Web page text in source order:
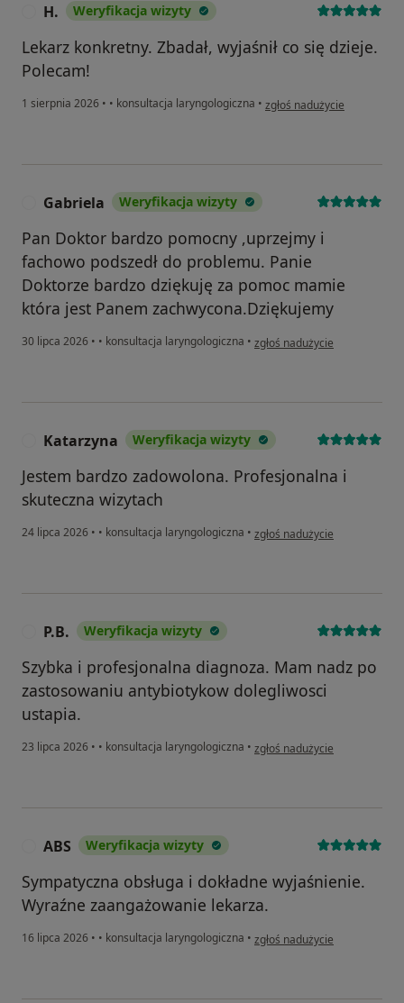
H. Weryfikacja wizyty
Lekarz konkretny. Zbadał, wyjaśnił co się dzieje.
Polecam!
1 sierpnia 2026 • • konsultacja laryngologiczna • w opinii użytkownika H.
zgłoś nadużycie
Gabriela Weryfikacja wizyty
Pan Doktor bardzo pomocny ,uprzejmy i
fachowo podszedł do problemu. Panie
Doktorze bardzo dziękuję za pomoc mamie
która jest Panem zachwycona.Dziękujemy
30 lipca 2026 • • konsultacja laryngologiczna • w opinii użytkownika Gabriela
zgłoś nadużycie
Katarzyna Weryfikacja wizyty
Jestem bardzo zadowolona. Profesjonalna i
skuteczna wizytach
24 lipca 2026 • • konsultacja laryngologiczna • w opinii użytkownika
zgłoś nadużycie
P.B. Weryfikacja wizyty
Szybka i profesjonalna diagnoza. Mam nadz po
zastosowaniu antybiotykow dolegliwosci
ustapia.
23 lipca 2026 • • konsultacja laryngologiczna • w opinii użytkownika P.B.
zgłoś nadużycie
ABS Weryfikacja wizyty
Sympatyczna obsługa i dokładne wyjaśnienie.
Wyraźne zaangażowanie lekarza.
16 lipca 2026 • • konsultacja laryngologiczna • w opinii użytkownika ABS
zgłoś nadużycie